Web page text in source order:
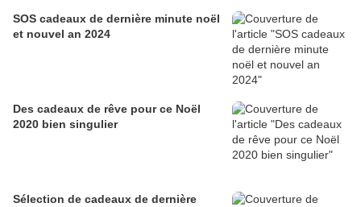
SOS cadeaux de dernière minute noël
et nouvel an 2024
Des cadeaux de rêve pour ce Noël
2020 bien singulier
Sélection de cadeaux de dernière